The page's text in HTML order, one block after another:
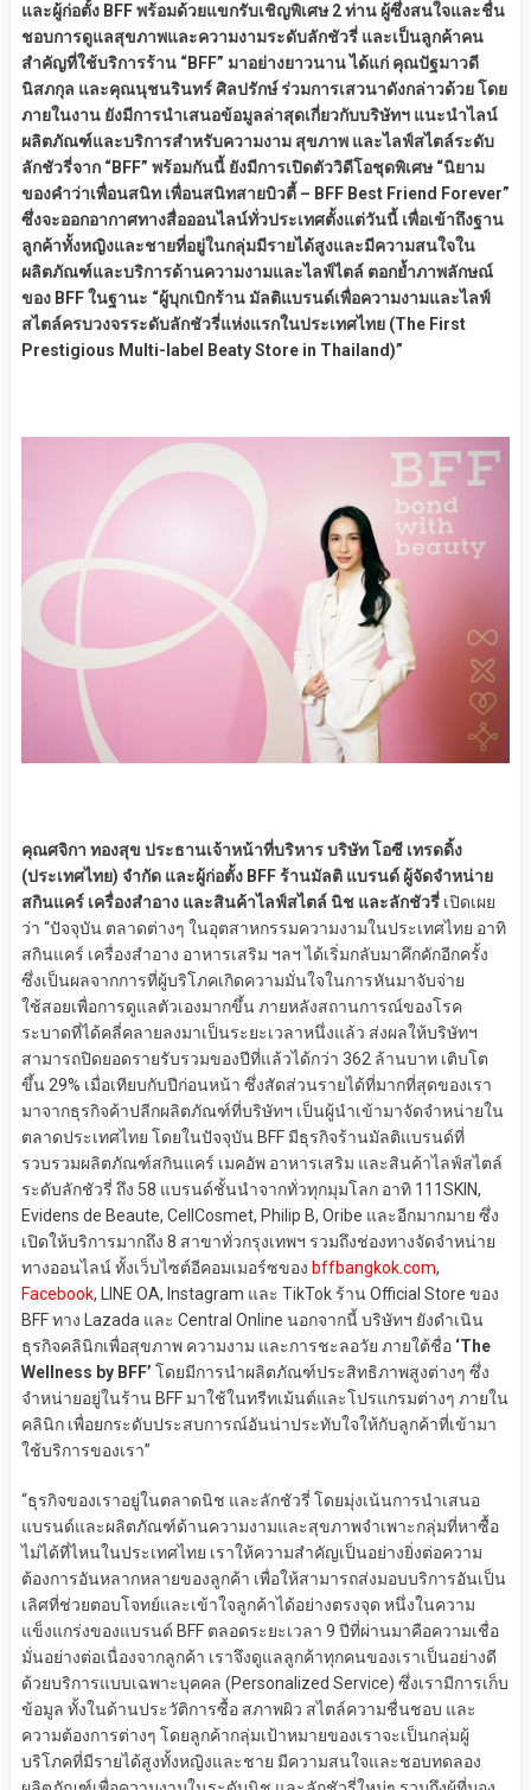
และผู้ก่อตั้ง BFF พร้อมด้วยแขกรับเชิญพิเศษ 2 ท่าน ผู้ซึ่งสนใจและชื่น
ชอบการดูแลสุขภาพและความงามระดับลักชัวรี่ และเป็นลูกค้าคน
สำคัญที่ใช้บริการร้าน “BFF” มาอย่างยาวนาน ได้แก่ คุณปัฐมาวดี
นิสภกุล และคุณนุชนรินทร์ ศิลปรักษ์ ร่วมการเสวนาดังกล่าวด้วย โดย
ภายในงาน ยังมีการนำเสนอข้อมูลล่าสุดเกี่ยวกับบริษัทฯ แนะนำไลน์
ผลิตภัณฑ์และบริการสำหรับความงาม สุขภาพ และไลฟ์สไตล์ระดับ
ลักชัวรี่จาก “BFF” พร้อมกันนี้ ยังมีการเปิดตัววิดีโอชุดพิเศษ “นิยาม
ของคำว่าเพื่อนสนิท เพื่อนสนิทสายบิวตี้ – BFF Best Friend Forever”
ซึ่งจะออกอากาศทางสื่อออนไลน์ทั่วประเทศตั้งแต่วันนี้ เพื่อเข้าถึงฐาน
ลูกค้าทั้งหญิงและชายที่อยู่ในกลุ่มมีรายได้สูงและมีความสนใจใน
ผลิตภัณฑ์และบริการด้านความงามและไลฟ์ไตล์ ตอกย้ำภาพลักษณ์
ของ BFF ในฐานะ “ผู้บุกเบิกร้าน มัลติแบรนด์เพื่อความงามและไลฟ์
สไตล์ครบวงจรระดับลักชัวรี่แห่งแรกในประเทศไทย (The First
Prestigious Multi-label Beaty Store in Thailand)”
คุณศจิกา ทองสุข ประธานเจ้าหน้าที่บริหาร บริษัท โอซี เทรดดิ้ง
(ประเทศไทย) จำกัด และผู้ก่อตั้ง BFF ร้านมัลติ แบรนด์ ผู้จัดจำหน่าย
สกินแคร์ เครื่องสำอาง และสินค้าไลฟ์สไตล์ นิช และลักชัวรี่ เปิดเผย
ว่า “ปัจจุบัน ตลาดต่างๆ ในอุตสาหกรรมความงามในประเทศไทย อาทิ
สกินแคร์ เครื่องสำอาง อาหารเสริม ฯลฯ ได้เริ่มกลับมาคึกคักอีกครั้ง
ซึ่งเป็นผลจากการที่ผู้บริโภคเกิดความมั่นใจในการหันมาจับจ่าย
ใช้สอยเพื่อการดูแลตัวเองมากขึ้น ภายหลังสถานการณ์ของโรค
ระบาดที่ได้คลี่คลายลงมาเป็นระยะเวลาหนึ่งแล้ว ส่งผลให้บริษัทฯ
สามารถปิดยอดรายรับรวมของปีที่แล้วได้กว่า 362 ล้านบาท เติบโต
ขึ้น 29% เมื่อเทียบกับปีก่อนหน้า ซึ่งสัดส่วนรายได้ที่มากที่สุดของเรา
มาจากธุรกิจค้าปลีกผลิตภัณฑ์ที่บริษัทฯ เป็นผู้นำเข้ามาจัดจำหน่ายใน
ตลาดประเทศไทย โดยในปัจจุบัน BFF มีธุรกิจร้านมัลติแบรนด์ที่
รวบรวมผลิตภัณฑ์สกินแคร์ เมคอัพ อาหารเสริม และสินค้าไลฟ์สไตล์
ระดับลักชัวรี่ ถึง 58 แบรนด์ชั้นนำจากทั่วทุกมุมโลก อาทิ 111SKIN,
Evidens de Beaute, CellCosmet, Philip B, Oribe และอีกมากมาย ซึ่ง
เปิดให้บริการมากถึง 8 สาขาทั่วกรุงเทพฯ รวมถึงช่องทางจัดจำหน่าย
ทางออนไลน์ ทั้งเว็บไซต์อีคอมเมอร์ซของ bffbangkok.com,
Facebook, LINE OA, Instagram และ TikTok ร้าน Official Store ของ
BFF ทาง Lazada และ Central Online นอกจากนี้ บริษัทฯ ยังดำเนิน
ธุรกิจคลินิกเพื่อสุขภาพ ความงาม และการชะลอวัย ภายใต้ชื่อ ‘The
Wellness by BFF’ โดยมีการนำผลิตภัณฑ์ประสิทธิภาพสูงต่างๆ ซึ่ง
จำหน่ายอยู่ในร้าน BFF มาใช้ในทรีทเม้นต์และโปรแกรมต่างๆ ภายใน
คลินิก เพื่อยกระดับประสบการณ์อันน่าประทับใจให้กับลูกค้าที่เข้ามา
ใช้บริการของเรา”
“ธุรกิจของเราอยู่ในตลาดนิช และลักชัวรี่ โดยมุ่งเน้นการนำเสนอ
แบรนด์และผลิตภัณฑ์ด้านความงามและสุขภาพจำเพาะกลุ่มที่หาซื้อ
ไม่ได้ที่ไหนในประเทศไทย เราให้ความสำคัญเป็นอย่างยิ่งต่อความ
ต้องการอันหลากหลายของลูกค้า เพื่อให้สามารถส่งมอบบริการอันเป็น
เลิศที่ช่วยตอบโจทย์และเข้าใจลูกค้าได้อย่างตรงจุด หนึ่งในความ
แข็งแกร่งของแบรนด์ BFF ตลอดระยะเวลา 9 ปีที่ผ่านมาคือความเชื่อ
มั่นอย่างต่อเนื่องจากลูกค้า เราจึงดูแลลูกค้าทุกคนของเราเป็นอย่างดี
ด้วยบริการแบบเฉพาะบุคคล (Personalized Service) ซึ่งเรามีการเก็บ
ข้อมูล ทั้งในด้านประวัติการซื้อ สภาพผิว สไตล์ความชื่นชอบ และ
ความต้องการต่างๆ โดยลูกค้ากลุ่มเป้าหมายของเราจะเป็นกลุ่มผู้
บริโภคที่มีรายได้สูงทั้งหญิงและชาย มีความสนใจและชอบทดลอง